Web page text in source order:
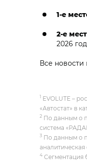
1-е
2-е
2026
Все
1 EVOLUTE –
«Автостат» в
2 По данным о
система
3 По данным о
4 Сегментация